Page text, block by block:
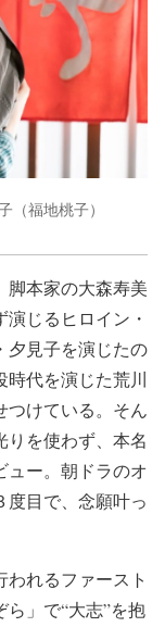
（福地桃子）
脚本家の大森寿美
じるヒロイン・
夕見子を演じたの
時代を演じた荒川
つけている。そん
りを使わず、本名
ュー。朝ドラのオ
度目で、念願叶っ
れるファースト
」で“大志”を抱